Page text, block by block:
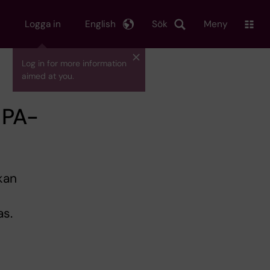
Logga in
Log in for more information
aimed at you.
Sök
English Meny